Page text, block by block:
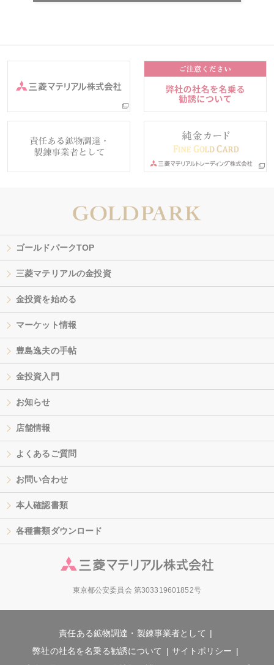
ゴールドパークTOP
三菱マテリアルの金投資
金投資を始める
マーケット情報
豊島逸夫の手帖
金投資入門
お知らせ
店舗情報
よくあるご質問
お問い合わせ
本人確認書類
各種書類ダウンロード
東京都公安委員会 第303319601852号
責任ある鉱物調達・製錬事業者として
弊社の社名を名乗る勧誘について
サイトポリシー